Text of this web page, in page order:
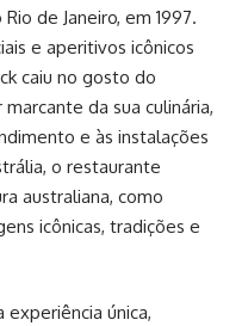
de Janeiro, em 1997.
e aperitivos icônicos
caiu no gosto do
da sua culinária,
e às instalações
o restaurante
australiana, como
icônicas, tradições e
experiência única,